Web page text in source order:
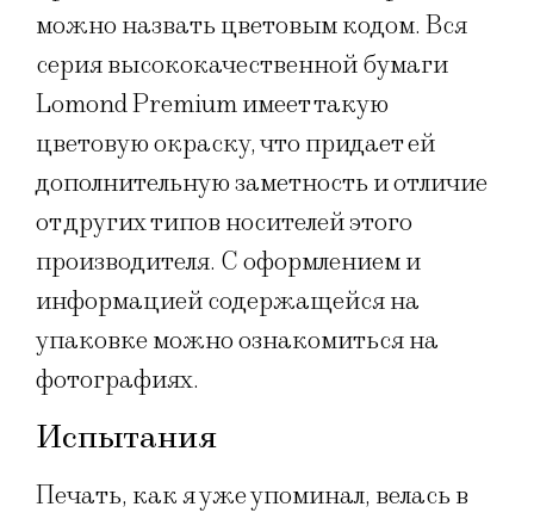
можно назвать цветовым кодом. Вся
серия высококачественной бумаги
Lomond Premium имеет такую
цветовую окраску, что придает ей
дополнительную заметность и отличие
от других типов носителей этого
производителя. С оформлением и
информацией содержащейся на
упаковке можно ознакомиться на
фотографиях.
Испытания
Печать, как я уже упоминал, велась в